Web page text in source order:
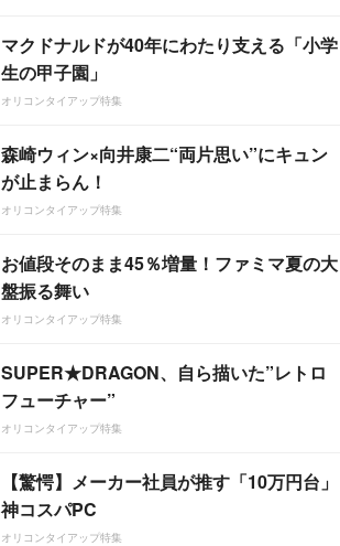
マクドナルドが40年にわたり支える「小学
生の甲子園」
オリコンタイアップ特集
森崎ウィン×向井康二“両片思い”にキュン
が止まらん！
オリコンタイアップ特集
お値段そのまま45％増量！ファミマ夏の大
盤振る舞い
オリコンタイアップ特集
SUPER★DRAGON、自ら描いた”レトロ
フューチャー”
オリコンタイアップ特集
【驚愕】メーカー社員が推す「10万円台」
神コスパPC
オリコンタイアップ特集